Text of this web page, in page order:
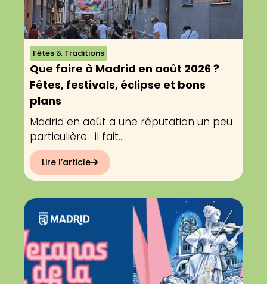
Fêtes & Traditions
Que faire à Madrid en août 2026 ?
Fêtes, festivals, éclipse et bons
plans
Madrid en août a une réputation un peu
particulière : il fait...
Lire l’article